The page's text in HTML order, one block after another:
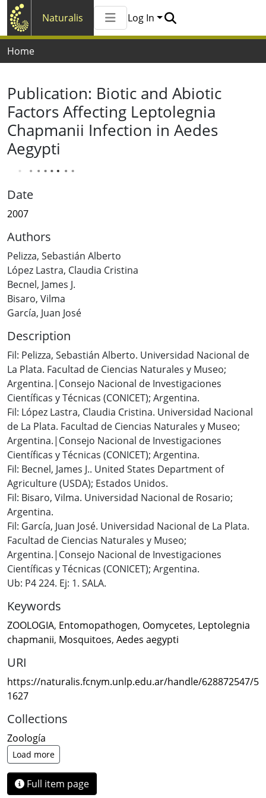
Naturalis
Log In
Home
Publication: Biotic and Abiotic
Factors Affecting Leptolegnia
Chapmanii Infection in Aedes
Aegypti
Date
2007
Authors
Pelizza, Sebastián Alberto
López Lastra, Claudia Cristina
Becnel, James J.
Bisaro, Vilma
García, Juan José
Description
Fil: Pelizza, Sebastián Alberto. Universidad Nacional de
La Plata. Facultad de Ciencias Naturales y Museo;
Argentina.|Consejo Nacional de Investigaciones
Científicas y Técnicas (CONICET); Argentina.
Fil: López Lastra, Claudia Cristina. Universidad Nacional
de La Plata. Facultad de Ciencias Naturales y Museo;
Argentina.|Consejo Nacional de Investigaciones
Científicas y Técnicas (CONICET); Argentina.
Fil: Becnel, James J.. United States Department of
Agriculture (USDA); Estados Unidos.
Fil: Bisaro, Vilma. Universidad Nacional de Rosario;
Argentina.
Fil: García, Juan José. Universidad Nacional de La Plata.
Facultad de Ciencias Naturales y Museo;
Argentina.|Consejo Nacional de Investigaciones
Científicas y Técnicas (CONICET); Argentina.
Ub: P4 224. Ej: 1. SALA.
Keywords
ZOOLOGIA, Entomopathogen, Oomycetes, Leptolegnia
chapmanii, Mosquitoes, Aedes aegypti
URI
https://naturalis.fcnym.unlp.edu.ar/handle/628872547/5
1627
Collections
Zoología
Load more
Full item page